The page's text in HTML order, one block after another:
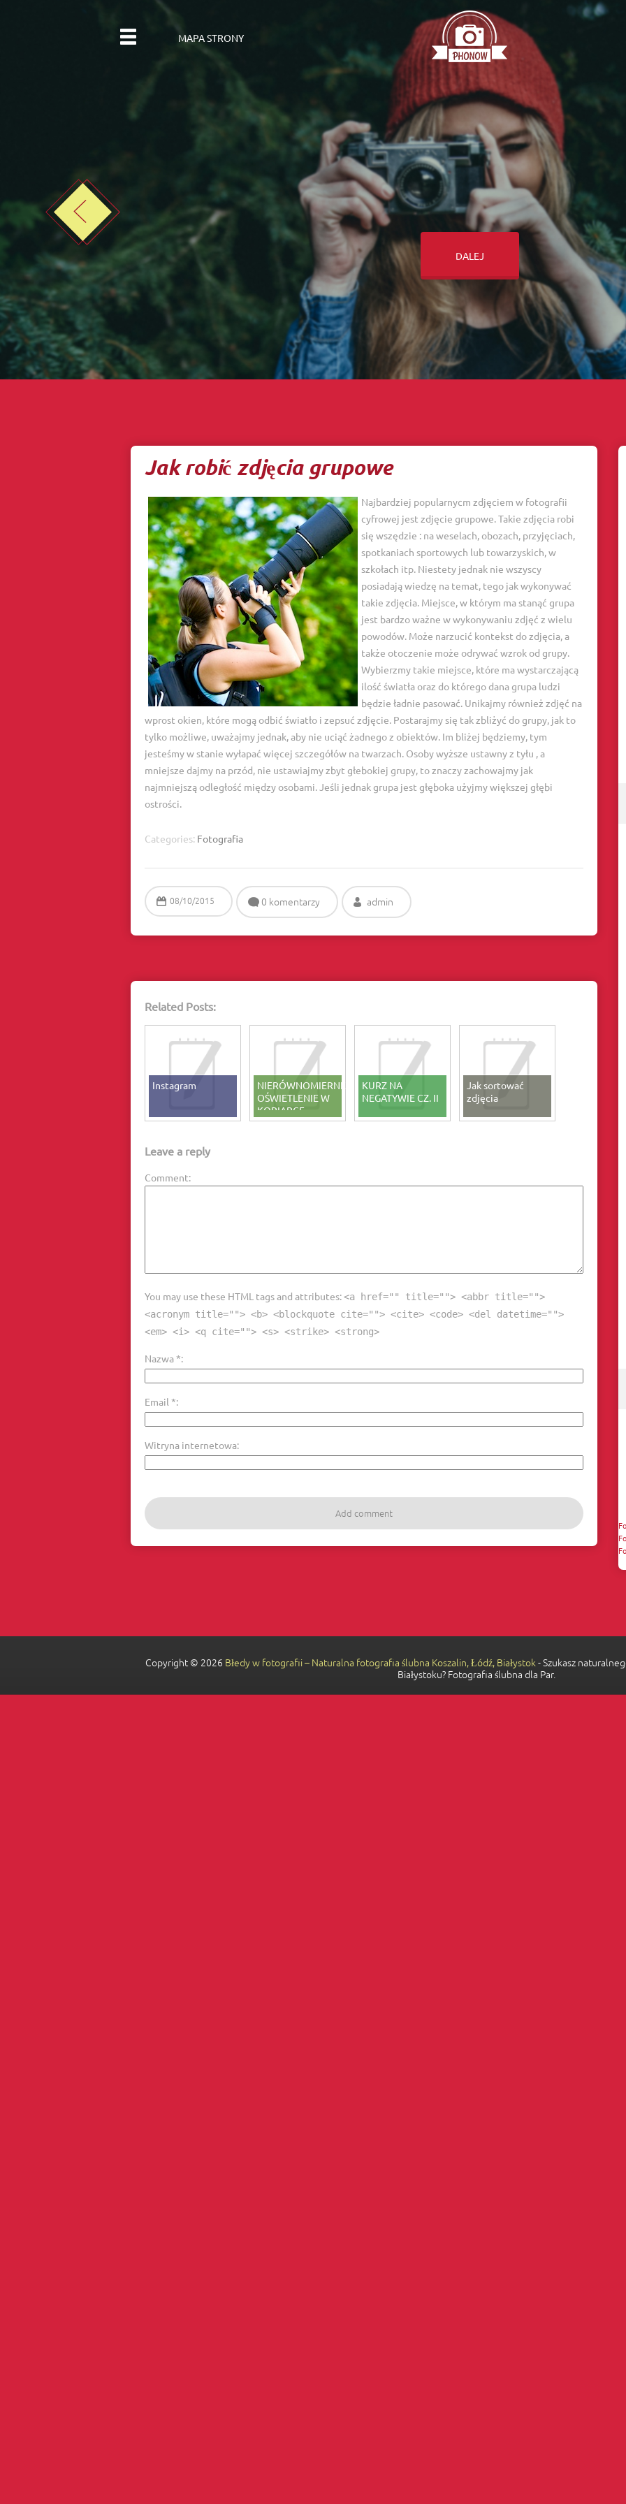
MAPA STRONY
DALEJ
Jak robić zdjęcia grupowe
Najbardziej popularnycm zdjęciem w fotografii
cyfrowej jest zdjęcie grupowe. Takie zdjęcia robi
się wszędzie : na weselach, obozach, przyjęciach,
spotkaniach sportowych lub towarzyskich, w
szkołach itp. Niestety jednak nie wszyscy
posiadają wiedzę na temat, tego jak wykonywać
takie zdjęcia. Miejsce, w którym ma stanąć grupa
jest bardzo ważne w wykonywaniu zdjęć z wielu
powodów. Może narzucić kontekst do zdjęcia, a
także otoczenie może odrywać wzrok od grupy.
Wybierzmy takie miejsce, które ma wystarczającą
ilość światła oraz do którego dana grupa ludzi
będzie ładnie pasować. Unikajmy również zdjęć na
wprost okien, które mogą odbić światło i zepsuć zdjęcie. Postarajmy się tak zbliżyć do grupy, jak to
tylko możliwe, uważajmy jednak, aby nie uciąć żadnego z obiektów. Im bliżej będziemy, tym
jesteśmy w stanie wyłapać więcej szczegółów na twarzach. Osoby wyższe ustawny z tyłu , a
mniejsze dajmy na przód, nie ustawiajmy zbyt głebokiej grupy, to znaczy zachowajmy jak
najmniejszą odległość między osobami. Jeśli jednak grupa jest głęboka użyjmy większej głębi
ostrości.
Categories: Fotografia
08/10/2015 0 komentarzy admin
Related Posts:
Instagram
NIERÓWNOMIERNE
OŚWIETLENIE W
KOPIARCE
STYKOWEJ
KURZ NA
NEGATYWIE CZ. II
Jak sortować
zdjęcia
Leave a reply
Comment
You may use these HTML tags and attributes:<a href="" title=""> <abbr title="">
<acronym title=""> <b> <blockquote cite=""> <cite> <code> <del datetime="">
<em> <i> <q cite=""> <s> <strike> <strong>
Nazwa*
Email *
Witryna internetowa
Copyright © 2026 Błedy w fotografii – Naturalna fotografia ślubna Koszalin, Łódź, Białystok - Szukasz
Białystoku? Fotografia ślubna dla Par.